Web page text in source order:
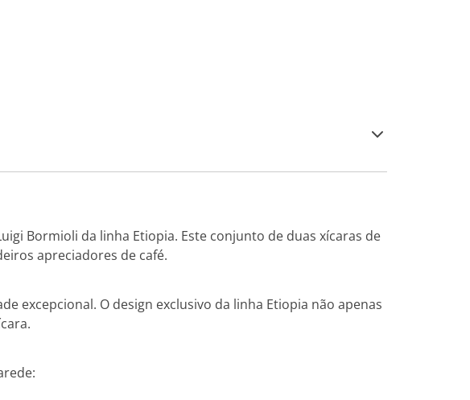
Bormioli da linha Etiopia. Este conjunto de duas xícaras de
apreciadores de café.
excepcional. O design exclusivo da linha Etiopia não apenas